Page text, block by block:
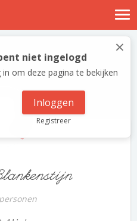
verhalen
in
aan
×
niet ingelogd
in om deze pagina te bekijken
Inloggen
Registreer